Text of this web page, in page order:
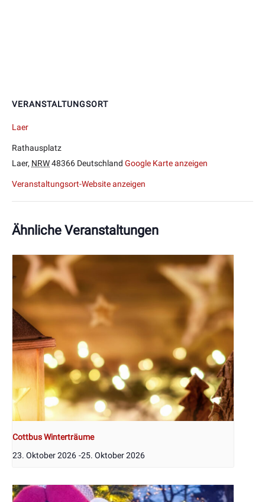
VERANSTALTUNGSORT
Laer
Rathausplatz
Laer, NRW48366 Deutschland Google Karte anzeigen
Veranstaltungsort-Website anzeigen
Ähnliche Veranstaltungen
Cottbus Winterträume
23. Oktober 2026 -25. Oktober 2026